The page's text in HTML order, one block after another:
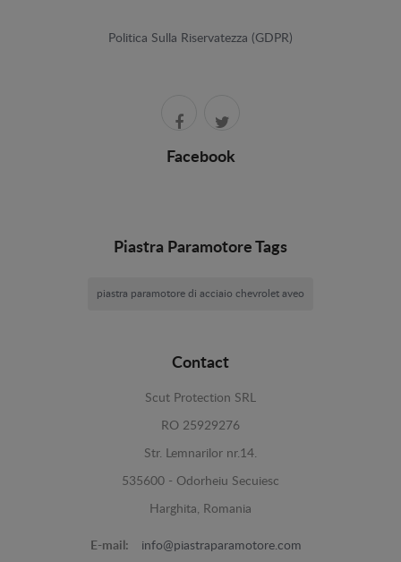
Politica Sulla Riservatezza (GDPR)
Facebook
Piastra Paramotore Tags
piastra paramotore di acciaio chevrolet aveo
Contact
Scut Protection SRL
RO 25929276
Str. Lemnarilor nr.14.
535600 - Odorheiu Secuiesc
Harghita, Romania
E-mail: info@piastraparamotore.com